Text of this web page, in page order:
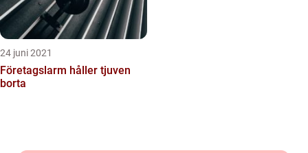
24 juni 2021
Företagslarm håller tjuven
borta